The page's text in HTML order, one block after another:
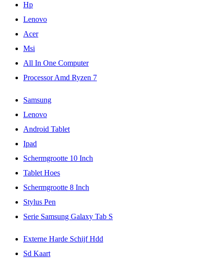
Hp
Lenovo
Acer
Msi
All In One Computer
Processor Amd Ryzen 7
Samsung
Lenovo
Android Tablet
Ipad
Schermgrootte 10 Inch
Tablet Hoes
Schermgrootte 8 Inch
Stylus Pen
Serie Samsung Galaxy Tab S
Externe Harde Schijf Hdd
Sd Kaart